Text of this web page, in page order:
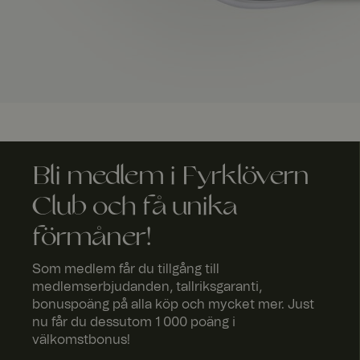
Bli medlem i Fyrklövern
Club och få unika
förmåner!
Som medlem får du tillgång till
medlemserbjudanden, tallriksgaranti,
bonuspoäng på alla köp och mycket mer. Just
nu får du dessutom 1 000 poäng i
välkomstbonus!
användas ordentligt